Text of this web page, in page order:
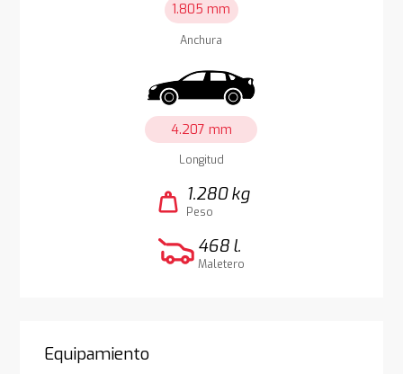
1.805 mm
Anchura
4.207 mm
Longitud
weight 1.280 kg
Peso
468 l.
Maletero
Equipamiento